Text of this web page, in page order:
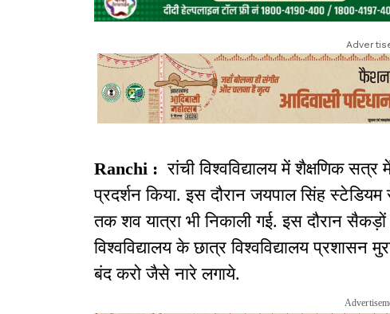
Ranchi : रांची विश्वविद्यालय में शैक्षणिक
प्रदर्शन किया. इस दौरान जयपाल सिंह
तक शव यात्रा भी निकाली गई. इस दौरान
विश्वविद्यालय के छात्र विश्वविद्यालय
बंद करो जैसे नारे लगाये.